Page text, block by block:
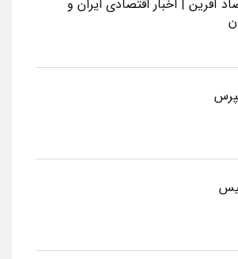
آفرین | اخبار اقتصادی ایران و